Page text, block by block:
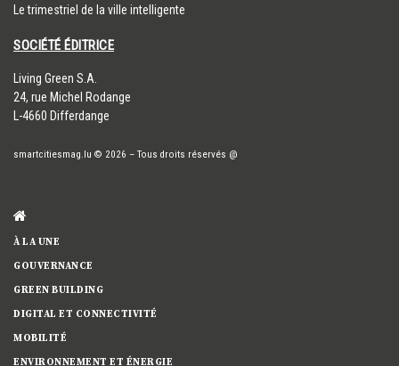
Le trimestriel de la ville intelligente
SOCIÉTÉ ÉDITRICE
​Living Green S.A.
24, rue Michel Rodange
L-4660 Differdange
smartcitiesmag.lu © 2026 – Tous droits réservés @
À LA UNE
GOUVERNANCE
GREEN BUILDING
DIGITAL ET CONNECTIVITÉ
MOBILITÉ
ENVIRONNEMENT ET ÉNERGIE